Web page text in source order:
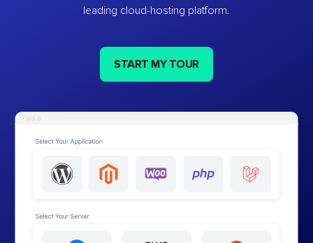
leading cloud-hosting platform.
START MY TOUR